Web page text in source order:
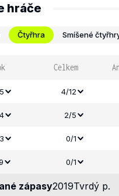
hráče
Čtyřhra Smíšené
Celkem
4/12
2/5
0/1
0/1
zápasy2019Tvrdý p.